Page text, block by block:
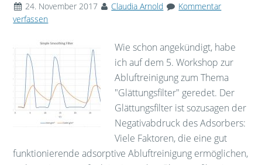
24. November 2017 Claudia Arnold
Kommentar
verfassen
Wie schon angekündigt, habe
ich auf dem 5. Workshop zur
Abluftreinigung zum Thema
"Glättungsfilter" geredet. Der
Glättungsfilter ist sozusagen der
Negativabdruck des Adsorbers:
Viele Faktoren, die eine gut
funktionierende adsorptive Abluftreinigung ermöglichen,